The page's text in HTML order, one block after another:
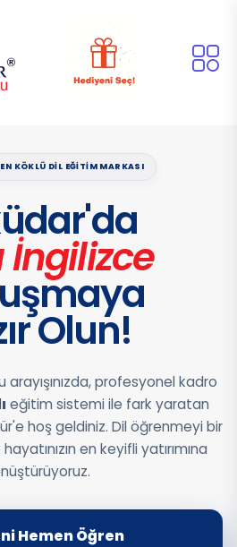
KÖKLÜ DIL EĞITIM MARKASI
İngilizce
Olun!
arayışınızda, profesyonel kadro
eğitim sistemi ile fark yaratan
hoş geldiniz. Dil öğrenmeyi bir
en keyifli yatırımına
Hemen Öğren